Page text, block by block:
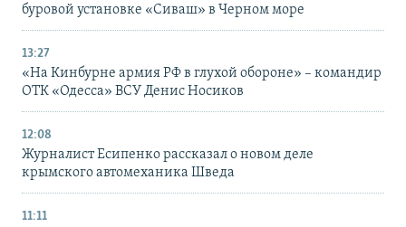
буровой установке «Сиваш» в Черном море
13:27
«На Кинбурне армия РФ в глухой обороне» – командир
ОТК «Одесса» ВСУ Денис Носиков
12:08
Журналист Есипенко рассказал о новом деле
крымского автомеханика Шведа
11:11